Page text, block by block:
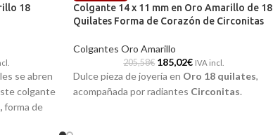
18
se abren
colgante
forma de
Colgante 14 x 11 mm en Oro Amarillo de 18
Quilates Forma de Corazón de Circonitas
Colgantes Oro Amarillo
205,58€ 185,02€ IVA incl.
Dulce pieza de joyería en Oro 18 quilates,
acompañada por radiantes Circonitas.